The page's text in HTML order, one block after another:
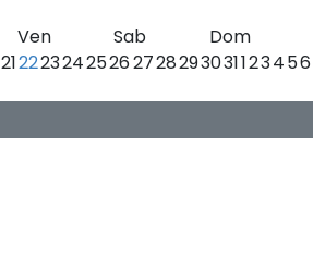
Ven Sab
Dom
2122232425262728293031123456